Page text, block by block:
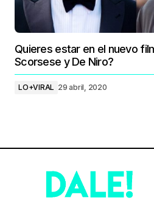
Quieres estar en el nuevo
Scorsese y De Niro?
LO+VIRAL 29 abril, 2020